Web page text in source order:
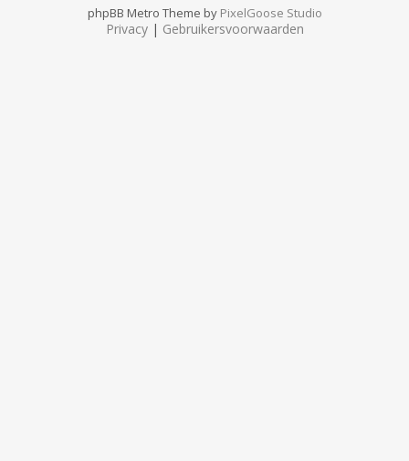
phpBB Metro Theme by PixelGoose Studio
Privacy| Gebruikersvoorwaarden